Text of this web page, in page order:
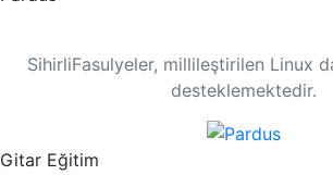
SihirliFasulyeler, millileştirilen Linux
desteklemektedir.
Gitar Eğitim